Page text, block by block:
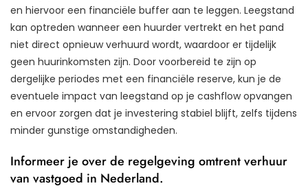
en hiervoor een financiële buffer aan te leggen. Leegstand
kan optreden wanneer een huurder vertrekt en het pand
niet direct opnieuw verhuurd wordt, waardoor er tijdelijk
geen huurinkomsten zijn. Door voorbereid te zijn op
dergelijke periodes met een financiële reserve, kun je de
eventuele impact van leegstand op je cashflow opvangen
en ervoor zorgen dat je investering stabiel blijft, zelfs tijdens
minder gunstige omstandigheden.
Informeer je over de regelgeving omtrent verhuur
van vastgoed in Nederland.